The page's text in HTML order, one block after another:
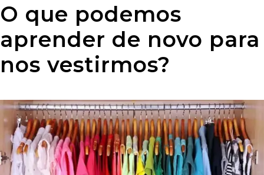
O que podemos
aprender de novo para
nos vestirmos?